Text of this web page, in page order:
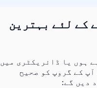
کے لئے بہترین
ہوں یا ڈائریکٹری میں
کے گروپ کو صحیح
دیں گے: